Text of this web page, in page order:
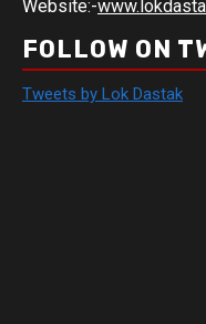
Website:-
FOLLOW ON
Tweets by Lok Dastak